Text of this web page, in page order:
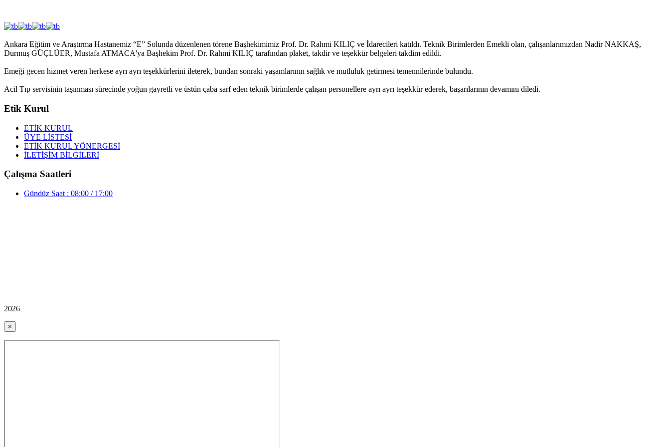
Ankara Eğitim ve Araştırma Hastanemiz “E” Solunda düzenlenen törene Başhekimimiz Prof. Dr. Rahmi KILIÇ ve İdarecileri katıldı. Teknik Birimlerden Emekli olan, çalışanlarımızdan Nadir NAKKAŞ,
Durmuş GÜÇLÜER, Mustafa ATMACA'ya Başhekim Prof. Dr. Rahmi KILIÇ tarafından plaket, takdir ve teşekkür belgeleri takdim edildi.
Emeği gecen hizmet veren herkese ayrı ayrı teşekkürlerini ileterek, bundan sonraki yaşamlarının sağlık ve mutluluk getirmesi temennilerinde bulundu.
Acil Tıp servisinin taşınması sürecinde yoğun gayretli ve üstün çaba sarf eden teknik birimlerde çalışan personellere ayrı ayrı teşekkür ederek, başarılarının devamını diledi.
Etik Kurul
ETİK KURUL
ÜYE LİSTESİ
ETİK KURUL YÖNERGESİ
İLETİŞİM BİLGİLERİ
Çalışma Saatleri
Gündüz Saat : 08:00 / 17:00
2026
×